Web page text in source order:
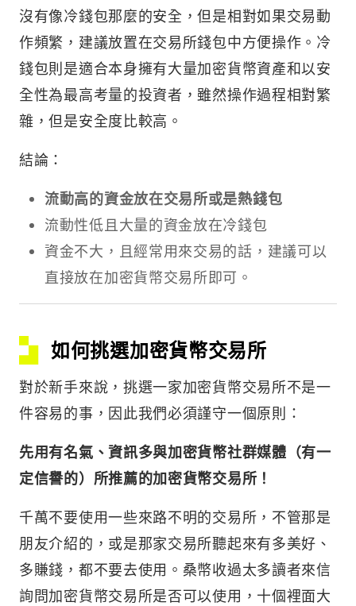
沒有像冷錢包那麼的安全，但是相對如果交易動
作頻繁，建議放置在交易所錢包中方便操作。冷
錢包則是適合本身擁有大量加密貨幣資產和以安
全性為最高考量的投資者，雖然操作過程相對繁
雜，但是安全度比較高。
結論：
流動高的資金放在交易所或是熱錢包
流動性低且大量的資金放在冷錢包
資金不大，且經常用來交易的話，建議可以
直接放在加密貨幣交易所即可。
如何挑選加密貨幣交易所
對於新手來說，挑選一家加密貨幣交易所不是一
件容易的事，因此我們必須謹守一個原則：
先用有名氣、資訊多與加密貨幣社群媒體（有一
定信譽的）所推薦的加密貨幣交易所！
千萬不要使用一些來路不明的交易所，不管那是
朋友介紹的，或是那家交易所聽起來有多美好、
多賺錢，都不要去使用。桑幣收過太多讀者來信
詢問加密貨幣交易所是否可以使用，十個裡面大